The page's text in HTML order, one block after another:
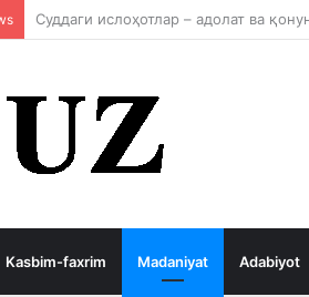
Коррупция давлатни кемиради
Kasbim-faxrim Madaniyat Adabiyot